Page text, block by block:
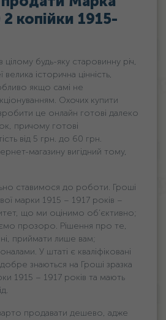
копійки 1915-
будь-яку старовинну річ,
історична цінність,
якщо самі не
Охочих купити
це онлайн готові далеко
причому готові
від 5 грн. дo 60 грн.
магазину вигідний тому,
ставимося до роботи. Гроші
марки 1915 – 1917 років –
що ми оцінимо об’єктивно;
прозоро. Рішення про те,
приймати лише вам;
У штаті є кваліфіковані
добре знаються на Гроші зразка
1915 – 1917 років та мають
продавати дешево, адже